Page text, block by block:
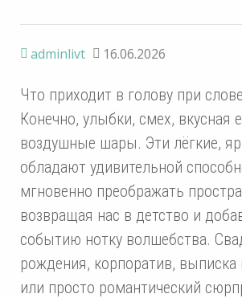
adminlivt 16.06.2026
Что приходит в голову при
Конечно, улыбки, смех, вкусная
воздушные шары. Эти лёгкие,
обладают удивительной
мгновенно преображать
возвращая нас в детство и
событию нотку волшебства.
рождения, корпоратив,
или просто романтический